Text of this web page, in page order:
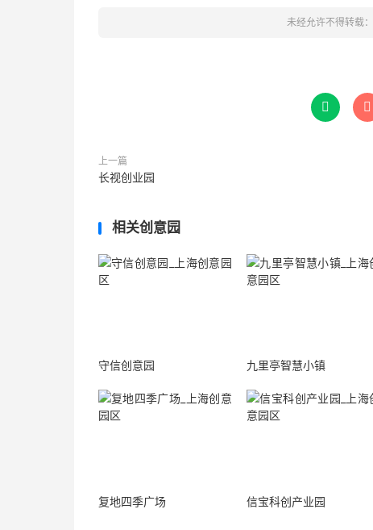
未经允许不得转载：
 
上一篇
长视创业园
相关创意园
守信创意园 九里亭智慧小镇
复地四季广场 信宝科创产业园